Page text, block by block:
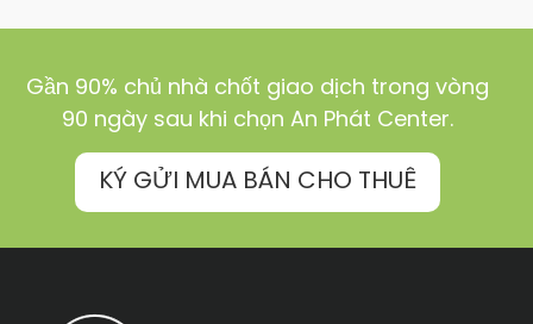
Gần 90% chủ nhà chốt giao dịch trong vòng
90 ngày sau khi chọn An Phát Center.
KÝ GỬI MUA BÁN CHO THUÊ